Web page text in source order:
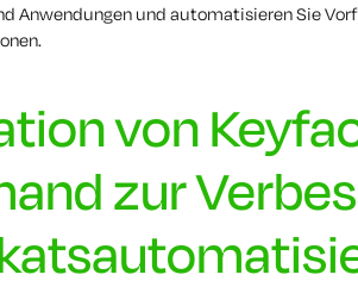
Anwendungen und automatisieren Sie
von
zur